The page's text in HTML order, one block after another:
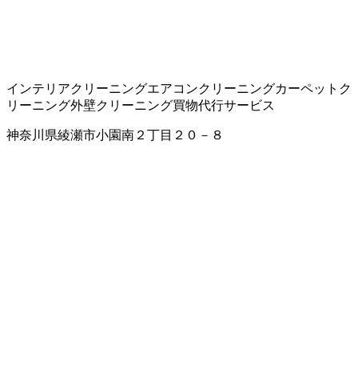
インテリアクリーニングエアコンクリーニングカーペットク
リーニング外壁クリーニング買物代行サービス
神奈川県綾瀬市小園南２丁目２０－８